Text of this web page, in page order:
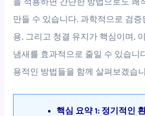
만들 수 있습니다. 과학적으로 검
용, 그리고 청결 유지가 핵심이며,
냄새를 효과적으로 줄일 수 있습니
용적인 방법들을 함께 살펴보겠습
핵심 요약 1: 정기적인